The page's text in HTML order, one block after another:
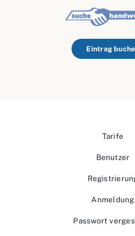
Eintrag
Tarife
Benutzer
Anmeldung
Passwort